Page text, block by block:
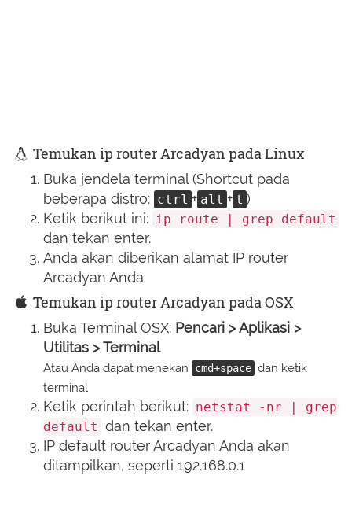
Temukan ip router Arcadyan pada Linux
Buka jendela terminal (Shortcut pada
beberapa distro: ctrl + alt + t )
Ketik berikut ini: ip route | grep default
dan tekan enter.
Anda akan diberikan alamat IP router
Arcadyan Anda
Temukan ip router Arcadyan pada OSX
Buka Terminal OSX: Pencari > Aplikasi >
Utilitas > Terminal
Atau Anda dapat menekan cmd+space dan ketik
terminal
Ketik perintah berikut: netstat -nr | grep
default dan tekan enter.
IP default router Arcadyan Anda akan
ditampilkan, seperti 192.168.0.1